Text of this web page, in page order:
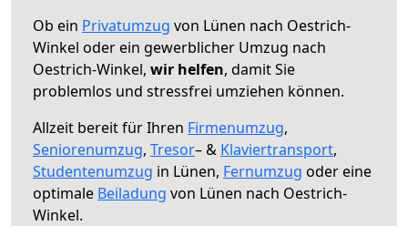
Ob ein Privatumzug von Lünen nach Oestrich-
Winkel oder ein gewerblicher Umzug nach
Oestrich-Winkel, wir helfen, damit Sie
problemlos und stressfrei umziehen können.
Allzeit bereit für Ihren Firmenumzug,
Seniorenumzug, Tresor– & Klaviertransport,
Studentenumzug in Lünen, Fernumzug oder eine
optimale Beiladung von Lünen nach Oestrich-
Winkel.